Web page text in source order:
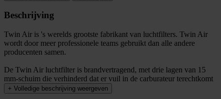
Beschrijving
Twin Air is 's werelds grootste fabrikant van luchtfilters. Twin Air
wordt door meer professionele teams gebruikt dan alle andere
producenten samen.
De Twin Air luchtfilter is brandvertragend, met drie lagen van 15
mm-schuim die verhinderd dat er vuil in de carburateur terechtkomt
+ Volledige beschrijving weergeven